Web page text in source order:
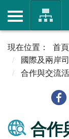
首頁
國際及兩岸
合作與交流
合作